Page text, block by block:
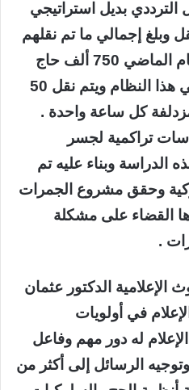
النقل الترددي بديل استراتيجي
وبلغ إجمالي ما تم نقلهم
بواسطة النقل الترددي العام الماضي 750 ألف حاج
ونحن نعمل على التوسع في هذا النظام ويتم نقل 50
كل ساعة واحدة .
تراكمية لجسر
الدراسة وبناء عليه تم
وحقق مشروع الجمرات
القضاء على مشكلة
.
الدكتور عثمان
في أولويات
له دور مهم وفاعل
الرسائل إلى أكثر من